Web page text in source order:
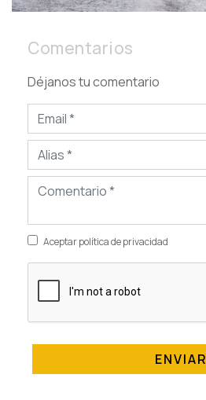
Comentarios
Déjanos tu comentario
Aceptar política de privacidad
ENVIAR